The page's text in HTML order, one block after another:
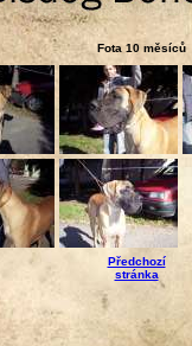
Fota 10 měsíců
Předchozí
stránka